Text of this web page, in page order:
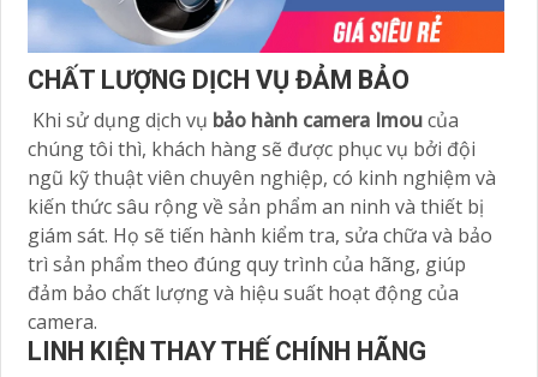
CHẤT LƯỢNG DỊCH VỤ ĐẢM BẢO
Khi sử dụng dịch vụ bảo hành camera Imoucủa
chúng tôi thì, khách hàng sẽ được phục vụ bởi đội
ngũ kỹ thuật viên chuyên nghiệp, có kinh nghiệm và
kiến thức sâu rộng về sản phẩm an ninh và thiết bị
giám sát. Họ sẽ tiến hành kiểm tra, sửa chữa và bảo
trì sản phẩm theo đúng quy trình của hãng, giúp
đảm bảo chất lượng và hiệu suất hoạt động của
camera.
LINH KIỆN THAY THẾ CHÍNH HÃNG